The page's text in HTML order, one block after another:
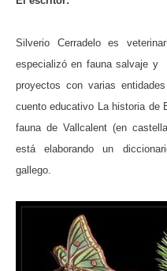
Silverio Cerradelo es
especializó en fauna salvaje y
proyectos con varias
cuento educativo La historia de
fauna de Vallcalent (en
está elaborando un
gallego.